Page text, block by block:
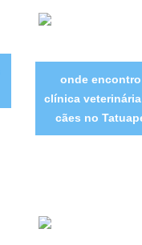
onde encontro
clínica
cães no